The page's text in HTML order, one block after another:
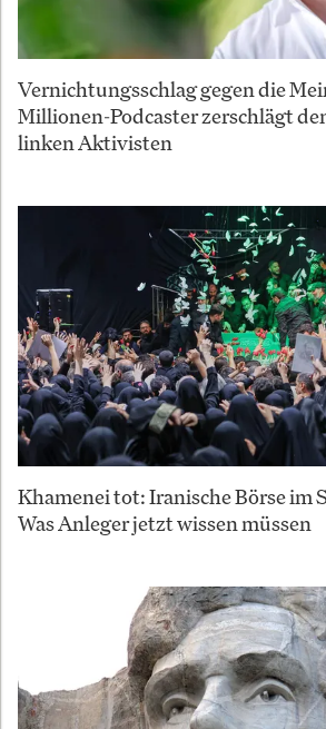
Vernichtungsschlag gegen die
Millionen-Podcaster zerschlägt
linken Aktivisten
Khamenei tot: Iranische Börse im
Was Anleger jetzt wissen müssen